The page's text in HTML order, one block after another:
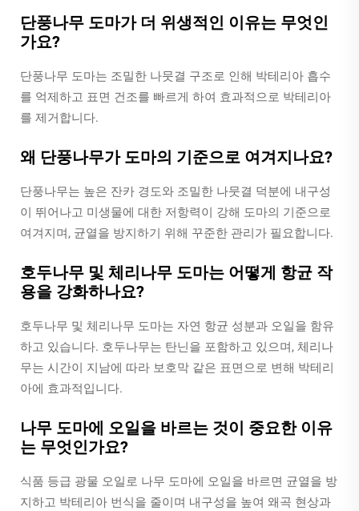
단풍나무 도마가 더 위생적인 이유는 무엇인
가요?
단풍나무 도마는 조밀한 나뭇결 구조로 인해 박테리아 흡수
를 억제하고 표면 건조를 빠르게 하여 효과적으로 박테리아
를 제거합니다.
왜 단풍나무가 도마의 기준으로 여겨지나요?
단풍나무는 높은 잔카 경도와 조밀한 나뭇결 덕분에 내구성
이 뛰어나고 미생물에 대한 저항력이 강해 도마의 기준으로
여겨지며, 균열을 방지하기 위해 꾸준한 관리가 필요합니다.
호두나무 및 체리나무 도마는 어떻게 항균 작
용을 강화하나요?
호두나무 및 체리나무 도마는 자연 항균 성분과 오일을 함유
하고 있습니다. 호두나무는 탄닌을 포함하고 있으며, 체리나
무는 시간이 지남에 따라 보호막 같은 표면으로 변해 박테리
아에 효과적입니다.
나무 도마에 오일을 바르는 것이 중요한 이유
는 무엇인가요?
식품 등급 광물 오일로 나무 도마에 오일을 바르면 균열을 방
지하고 박테리아 번식을 줄이며 내구성을 높여 왜곡 현상과